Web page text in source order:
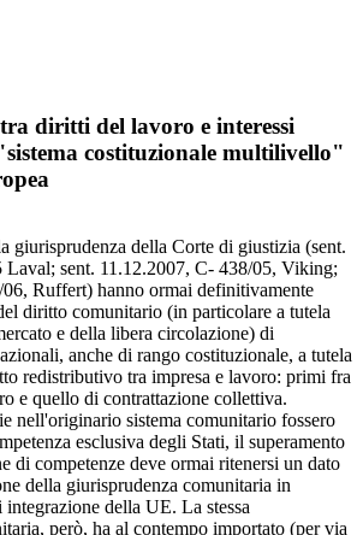
diritti del lavoro e interessi
costituzionale multilivello"
giurisprudenza della Corte di giustizia (sent.
Laval; sent. 11.12.2007, C- 438/05, Viking;
Ruffert) hanno ormai definitivamente
diritto comunitario (in particolare a tutela
e della libera circolazione) di
anche di rango costituzionale, a tutela
redistributivo tra impresa e lavoro: primi fra
e quello di contrattazione collettiva.
nell'originario sistema comunitario fossero
esclusiva degli Stati, il superamento
di competenze deve ormai ritenersi un dato
della giurisprudenza comunitaria in
della UE. La stessa
però, ha al contempo importato (per via